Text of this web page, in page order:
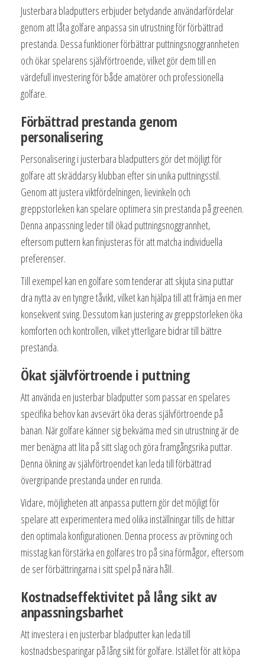
Justerbara bladputters erbjuder betydande användarfördelar
genom att låta golfare anpassa sin utrustning för förbättrad
prestanda. Dessa funktioner förbättrar puttningsnoggrannheten
och ökar spelarens självförtroende, vilket gör dem till en
värdefull investering för både amatörer och professionella
golfare.
Förbättrad prestanda genom
personalisering
Personalisering i justerbara bladputters gör det möjligt för
golfare att skräddarsy klubban efter sin unika puttningsstil.
Genom att justera viktfördelningen, lievinkeln och
greppstorleken kan spelare optimera sin prestanda på greenen.
Denna anpassning leder till ökad puttningsnoggrannhet,
eftersom puttern kan finjusteras för att matcha individuella
preferenser.
Till exempel kan en golfare som tenderar att skjuta sina puttar
dra nytta av en tyngre tåvikt, vilket kan hjälpa till att främja en mer
konsekvent sving. Dessutom kan justering av greppstorleken öka
komforten och kontrollen, vilket ytterligare bidrar till bättre
prestanda.
Ökat självförtroende i puttning
Att använda en justerbar bladputter som passar en spelares
specifika behov kan avsevärt öka deras självförtroende på
banan. När golfare känner sig bekväma med sin utrustning är de
mer benägna att lita på sitt slag och göra framgångsrika puttar.
Denna ökning av självförtroendet kan leda till förbättrad
övergripande prestanda under en runda.
Vidare, möjligheten att anpassa puttern gör det möjligt för
spelare att experimentera med olika inställningar tills de hittar
den optimala konfigurationen. Denna process av prövning och
misstag kan förstärka en golfares tro på sina förmågor, eftersom
de ser förbättringarna i sitt spel på nära håll.
Kostnadseffektivitet på lång sikt av
anpassningsbarhet
Att investera i en justerbar bladputter kan leda till
kostnadsbesparingar på lång sikt för golfare. Istället för att köpa